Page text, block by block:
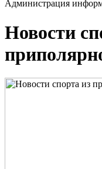
Администрация
Новости